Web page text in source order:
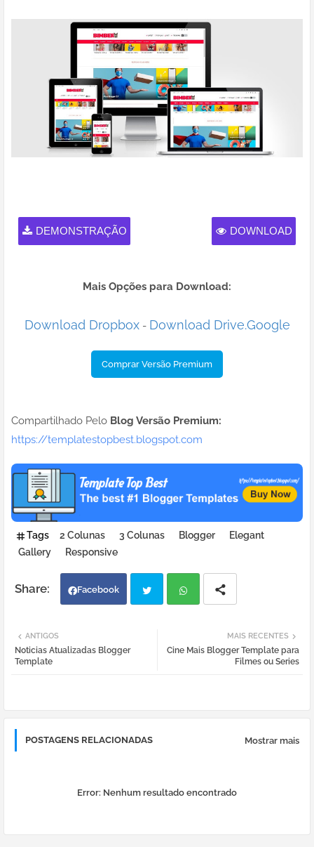
DOWNLOAD
DEMONSTRAÇÃO
Mais Opções para Download:
Download Dropbox- Download Drive.Google
Comprar Versão Premium
Compartilhado Pelo Blog Versão Premium:
https://templatestopbest.blogspot.com
Tags 2 Colunas 3 Colunas Blogger
Elegant
Gallery
Responsive
Facebook
atsa
MAIS RECENTES
Cine Mais Blogger Template para
Filmes ou Series
ANTIGOS
Noticias Atualizadas Blogger
Template
POSTAGENS RELACIONADAS Mostrar mais
Error: Nenhum resultado encontrado